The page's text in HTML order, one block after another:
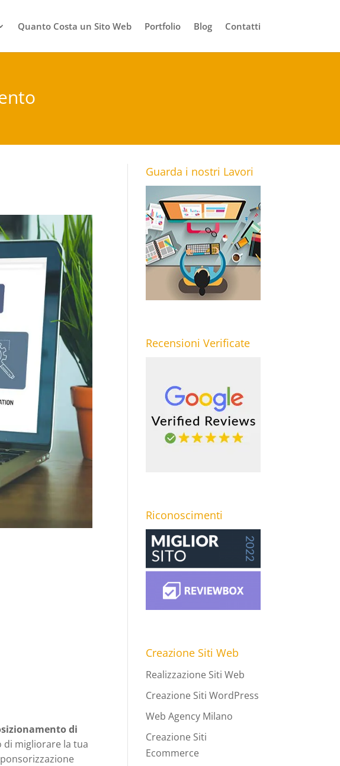
Quanto Costa un Sito Web Portfolio Blog Contatti
di
di migliorare la tua
Guarda i nostri Lavori
Recensioni Verificate
Riconoscimenti
Creazione Siti Web
Realizzazione Siti Web
Creazione Siti WordPress
Web Agency Milano
Creazione Siti
Ecommerce